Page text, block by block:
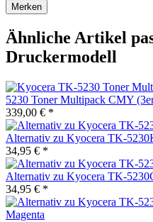
Merken
Ähnliche Artikel
Druckermodell
5230 Toner Multipack CMY
339,00 € *
Alternativ zu Kyocera TK-
34,95 € *
Alternativ zu Kyocera TK-
34,95 € *